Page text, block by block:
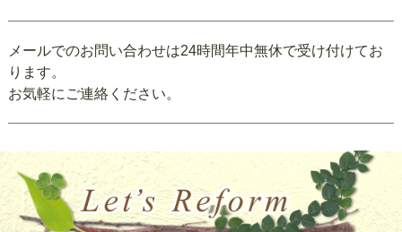
メールでのお問い合わせは24時間年中無休で受け付けてお
ります。
お気軽にご連絡ください。